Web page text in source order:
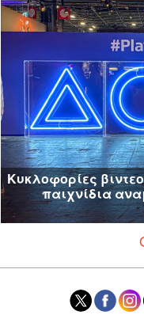
Κυκλοφορίες
παιχνίδια